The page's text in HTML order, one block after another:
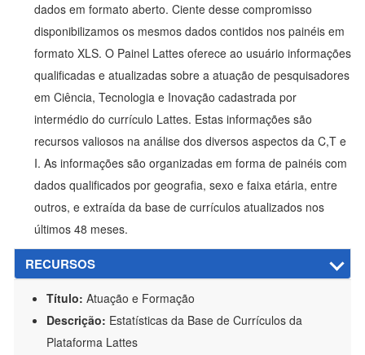
dados em formato aberto. Ciente desse compromisso
disponibilizamos os mesmos dados contidos nos painéis em
formato XLS. O Painel Lattes oferece ao usuário informações
qualificadas e atualizadas sobre a atuação de pesquisadores
em Ciência, Tecnologia e Inovação cadastrada por
intermédio do currículo Lattes. Estas informações são
recursos valiosos na análise dos diversos aspectos da C,T e
I. As informações são organizadas em forma de painéis com
dados qualificados por geografia, sexo e faixa etária, entre
outros, e extraída da base de currículos atualizados nos
últimos 48 meses.
RECURSOS
Título: Atuação e Formação
Descrição: Estatísticas da Base de Currículos da
Plataforma Lattes